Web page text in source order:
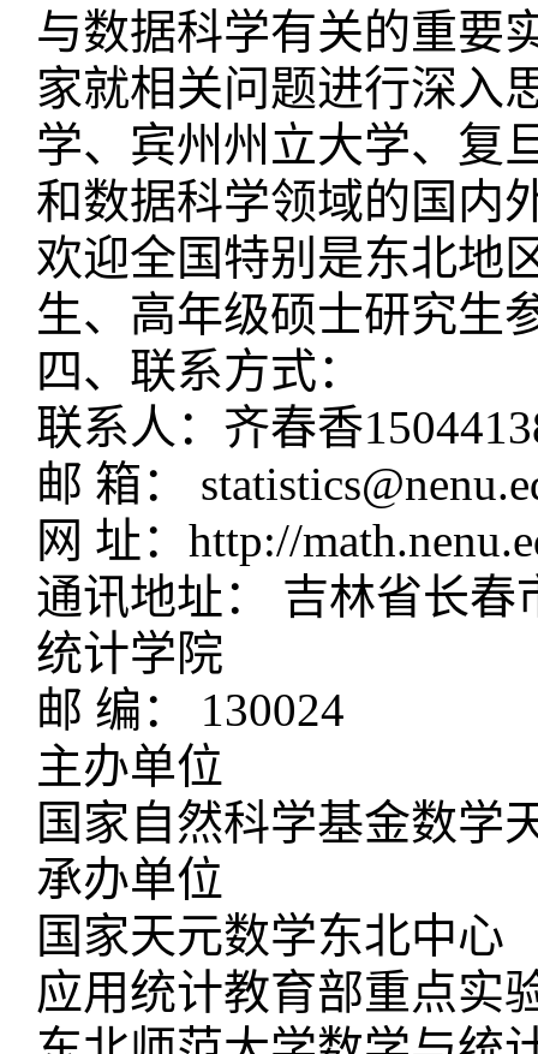
与数据科学有关的重要
家就相关问题进行深入
学、宾州州立大学、复
和数据科学领域的国内
欢迎全国特别是东北地
生、高年级硕士
四、联系方式：
联系人：齐春香
邮 箱：
网 址：http://
通讯地址： 吉林省长春
统计学院
邮 编： 130024
主办单位
国家自然科学基金数学
承办单位
国家天元数学东北中心
应用统计教育部重点实